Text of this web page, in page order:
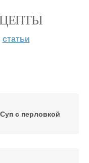
статьи
Суп с перловкой